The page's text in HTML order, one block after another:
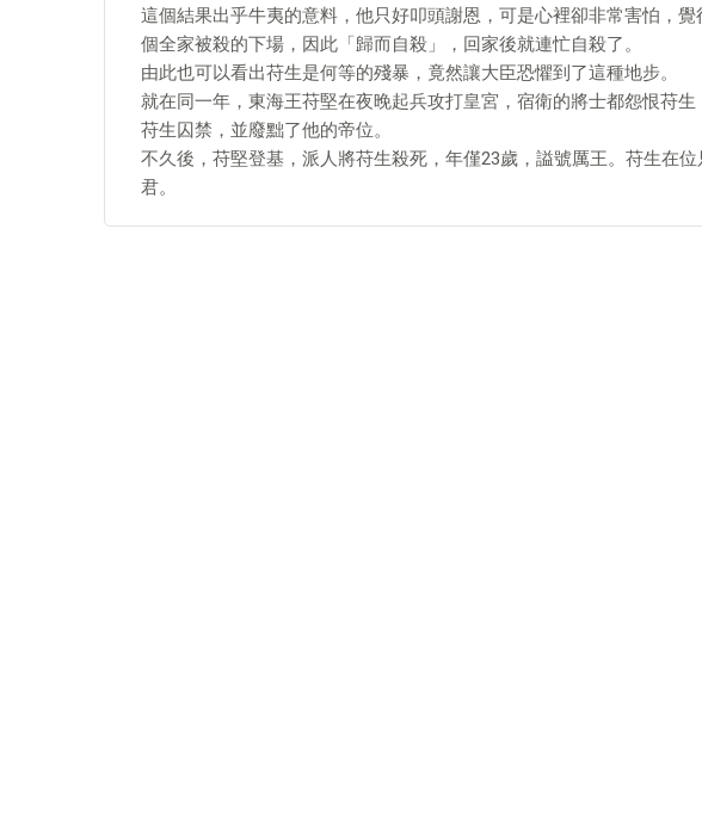
這個結果出乎牛夷的意料，他只好叩頭謝恩，可是心裡卻非常害怕，
個全家被殺的下場，因此「歸而自殺」，回家後就連忙自殺了。
由此也可以看出苻生是何等的殘暴，竟然讓大臣恐懼到了這種地步。
就在同一年，東海王苻堅在夜晚起兵攻打皇宮，宿衛的將士都怨恨苻
苻生囚禁，並廢黜了他的帝位。
不久後，苻堅登基，派人將苻生殺死，年僅23歲，謚號厲王。苻生在
君。